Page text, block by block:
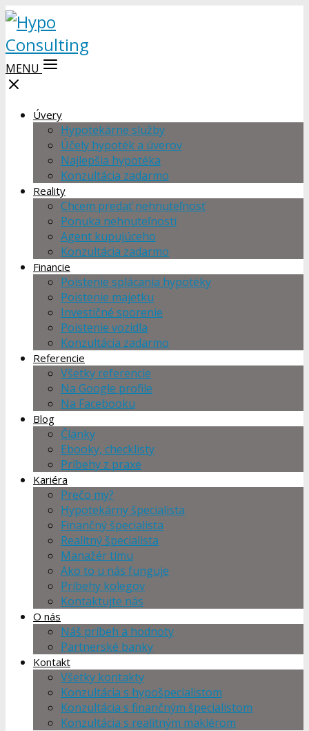
MENU
Úvery
Hypotekárne služby
Účely hypoték a úverov
Najlepšia hypotéka
Konzultácia zadarmo
Reality
Chcem predať nehnuteľnosť
Ponuka nehnuteľností
Agent kupujúceho
Konzultácia zadarmo
Financie
Poistenie splácania hypotéky
Poistenie majetku
Investičné sporenie
Poistenie vozidla
Konzultácia zadarmo
Referencie
Všetky referencie
Na Google profile
Na Facebooku
Blog
Články
Ebooky, checklisty
Príbehy z praxe
Kariéra
Prečo my?
Hypotekárny špecialista
Finančný špecialista
Realitný špecialista
Manažér tímu
Ako to u nás funguje
Príbehy kolegov
Kontaktujte nás
O nás
Náš príbeh a hodnoty
Partnerské banky
Kontakt
Všetky kontakty
Konzultácia s hypošpecialistom
Konzultácia s finančným špecialistom
Konzultácia s realitným maklérom